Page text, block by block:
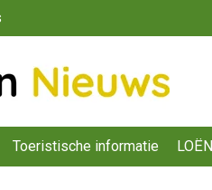
Toeristische informatie